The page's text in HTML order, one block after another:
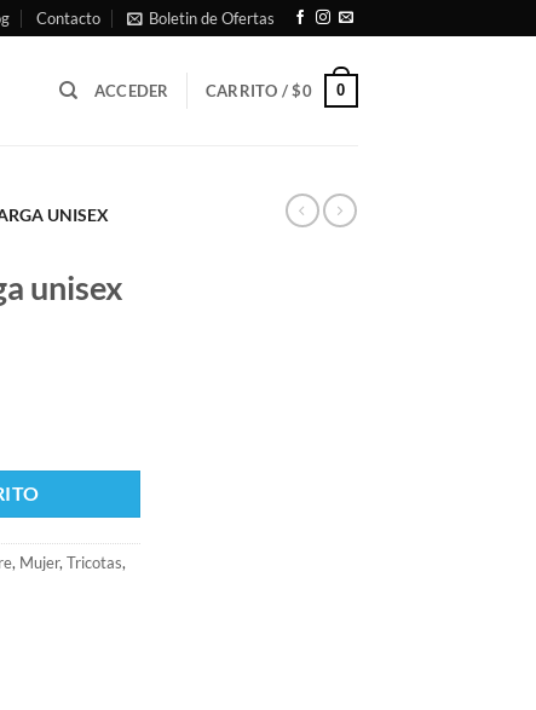
Contacto Boletin de Ofertas
ACCEDER CARRITO /$0 0
UNISEX
unisex
, Mujer,Tricotas,